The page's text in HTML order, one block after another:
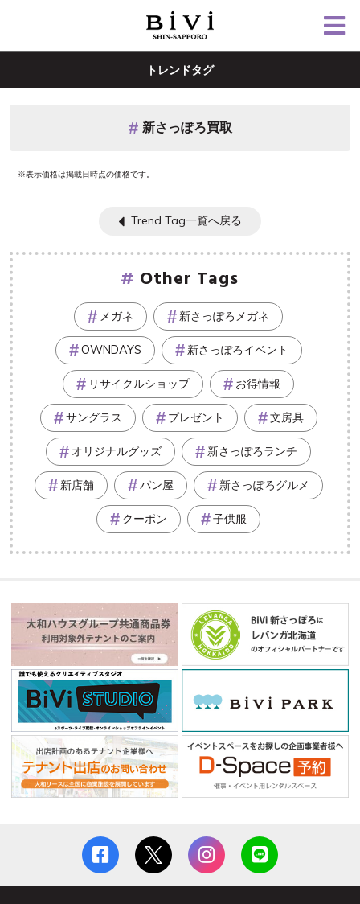
トレンドタグ
新さっぽろ買取
※表示価格は掲載日時点の価格です。
Trend Tag一覧へ戻る
Other Tags
メガネ 新さっぽろメガネ
OWNDAYS 新さっぽろイベント
リサイクルショップ お得情報
サングラス プレゼント 文房具
オリジナルグッズ 新さっぽろランチ
新店舗 パン屋 新さっぽろグルメ
クーポン 子供服